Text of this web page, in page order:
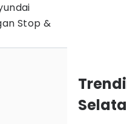
Stop &